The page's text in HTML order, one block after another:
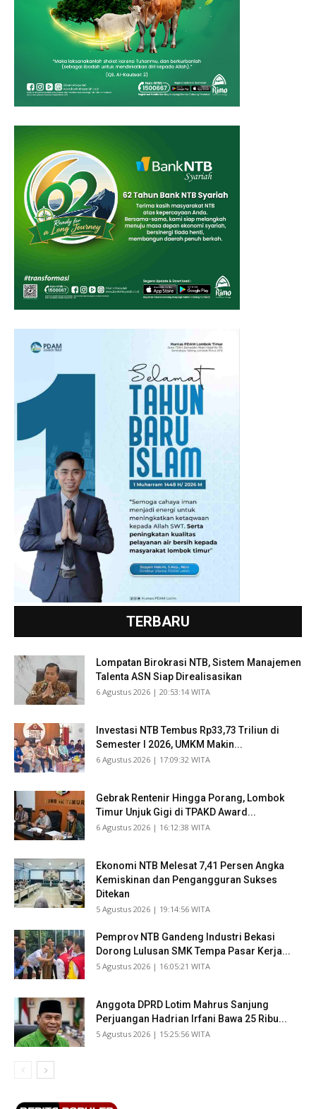
TERBARU
Lompatan Birokrasi NTB, Sistem Manajemen
Talenta ASN Siap Direalisasikan
​6 Agustus 2026 | 20:53:14 WITA
Investasi NTB Tembus Rp33,73 Triliun di
Semester I 2026, UMKM Makin...
​6 Agustus 2026 | 17:09:32 WITA
Gebrak Rentenir Hingga Porang, Lombok
Timur Unjuk Gigi di TPAKD Award...
​6 Agustus 2026 | 16:12:38 WITA
Ekonomi NTB Melesat 7,41 Persen Angka
Kemiskinan dan Pengangguran Sukses
Ditekan
​5 Agustus 2026 | 19:14:56 WITA
Pemprov NTB Gandeng Industri Bekasi
Dorong Lulusan SMK Tempa Pasar Kerja...
​5 Agustus 2026 | 16:05:21 WITA
Anggota DPRD Lotim Mahrus Sanjung
Perjuangan Hadrian Irfani Bawa 25 Ribu...
​5 Agustus 2026 | 15:25:56 WITA